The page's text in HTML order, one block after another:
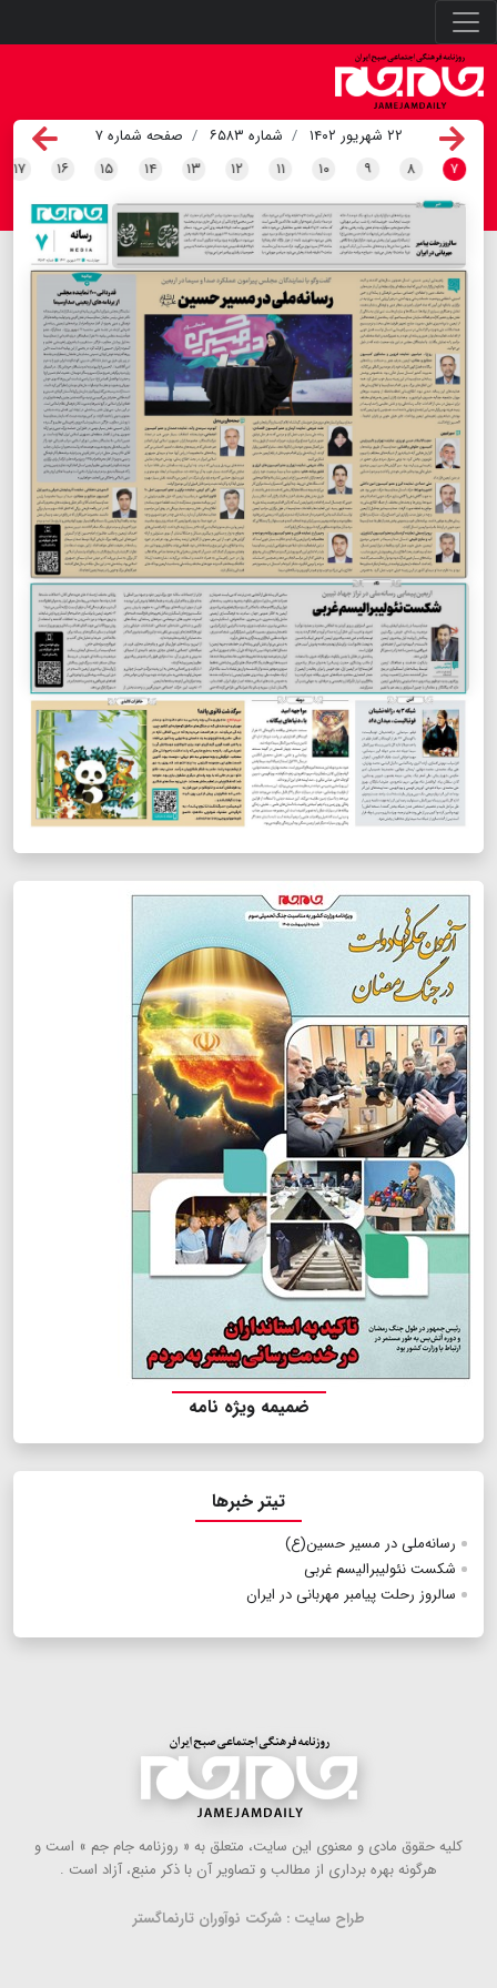
۲۲ شهریور ۱۴۰۲ شماره ۶۵۸۳
صفحه شماره ۷
۷ ۸ ۹ ۱۰ ۱۱ ۱۲ ۱۳ ۱۴ ۱۵ ۱۶ ۱۷
ضمیمه ویژه نامه
تیتر خبرها
رسانه‌ملی در مسیر حسین(ع)
شکست نئولیبرالیسم غربی
سالروز رحلت پیامبر مهربانی در ایران
كلیه حقوق مادی و معنوی این سایت، متعلق به « روزنامه جام جم » است و
هرگونه بهره ‌برداری از مطالب و تصاویر آن با ذكر منبع، آزاد است .
طراح سایت : شرکت نوآوران تارنماگستر